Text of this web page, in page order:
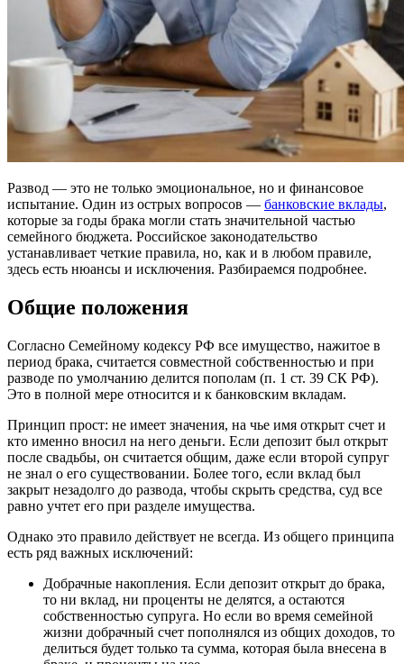
Развод — это не только эмоциональное, но и финансовое
испытание. Один из острых вопросов — банковские вклады,
которые за годы брака могли стать значительной частью
семейного бюджета. Российское законодательство
устанавливает четкие правила, но, как и в любом правиле,
здесь есть нюансы и исключения. Разбираемся подробнее.
Общие положения
Согласно Семейному кодексу РФ все имущество, нажитое в
период брака, считается совместной собственностью и при
разводе по умолчанию делится пополам (п. 1 ст. 39 СК РФ).
Это в полной мере относится и к банковским вкладам.
Принцип прост: не имеет значения, на чье имя открыт счет и
кто именно вносил на него деньги. Если депозит был открыт
после свадьбы, он считается общим, даже если второй супруг
не знал о его существовании. Более того, если вклад был
закрыт незадолго до развода, чтобы скрыть средства, суд все
равно учтет его при разделе имущества.
Однако это правило действует не всегда. Из общего принципа
есть ряд важных исключений:
Добрачные накопления. Если депозит открыт до брака,
то ни вклад, ни проценты не делятся, а остаются
собственностью супруга. Но если во время семейной
жизни добрачный счет пополнялся из общих доходов, то
делиться будет только та сумма, которая была внесена в